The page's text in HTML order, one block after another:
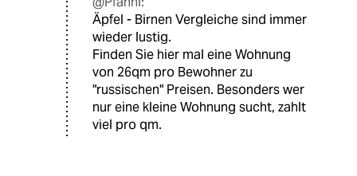
Äpfel - Birnen Vergleiche sind immer
wieder lustig.
Finden Sie hier mal eine Wohnung
von 26qm pro Bewohner zu
"russischen" Preisen. Besonders wer
nur eine kleine Wohnung sucht, zahlt
viel pro qm.